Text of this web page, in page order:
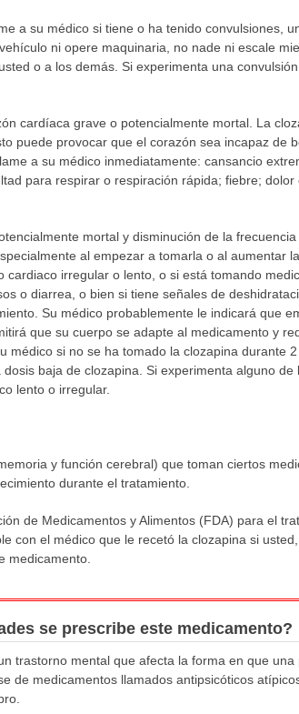
a su médico si tiene o ha tenido convulsiones,
ni opere maquinaria, no nade ni escale
o a los demás. Si experimenta una
cardíaca grave o potencialmente mortal. La
puede provocar que el corazón sea incapaz de
a su médico inmediatamente: cansancio
para respirar o respiración rápida; fiebre;
mortal y disminución de la
al empezar a tomarla o al aumentar
irregular o lento, o si está tomando
o diarrea, o bien si tiene señales de
Su médico probablemente le indicará que
que su cuerpo se adapte al medicamento y
médico si no se ha tomado la clozapina durante
baja de clozapina. Si experimenta alguno
lento o irregular.
y función cerebral) que toman ciertos
durante el tratamiento.
de Medicamentos y Alimentos (FDA) para el
con el médico que le recetó la clozapina si
medicamento.
se prescribe este medicamento?
trastorno mental que afecta la forma en que
de medicamentos llamados antipsicóticos